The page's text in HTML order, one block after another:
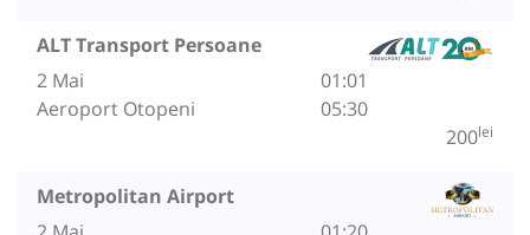
ALT Transport Persoane
2 Mai
Aeroport Otopeni
01:01
05:30
200lei
Metropolitan Airport